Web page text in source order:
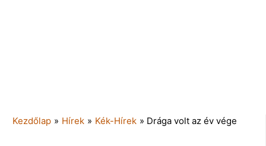
Kezdőlap » Hírek » Kék-Hírek » Drága volt az év vége